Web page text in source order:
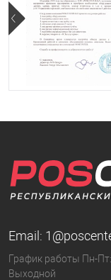
Email:
График работы Пн-
Выходной